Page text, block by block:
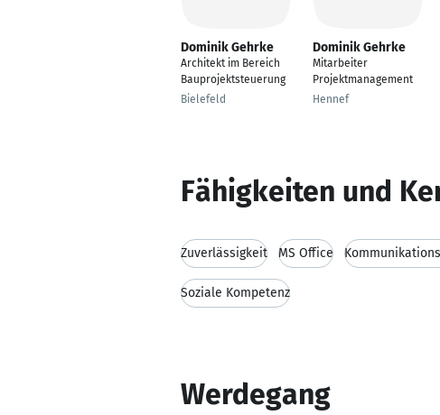
Dominik Gehrke
Architekt im Bereich
Bauprojektsteuerung
Bielefeld
Dominik Gehrke
Mitarbeiter
Projektmanagement
Hennef
Fähigkeiten und
Zuverlässigkeit MS Office
Soziale Kompetenz
Werdegang